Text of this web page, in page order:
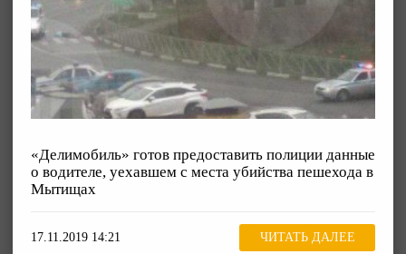
«Делимобиль» готов предоставить полиции данные
о водителе, уехавшем с места убийства пешехода в
Мытищах
17.11.2019 14:21 ЧИТАТЬ ДАЛЕЕ